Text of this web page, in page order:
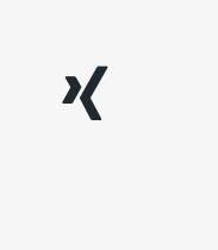
xing